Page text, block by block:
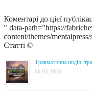
Коментарі до цієї
" data-path="https://
content/themes/
Статті ©
Травматична подія,
06.03.2026